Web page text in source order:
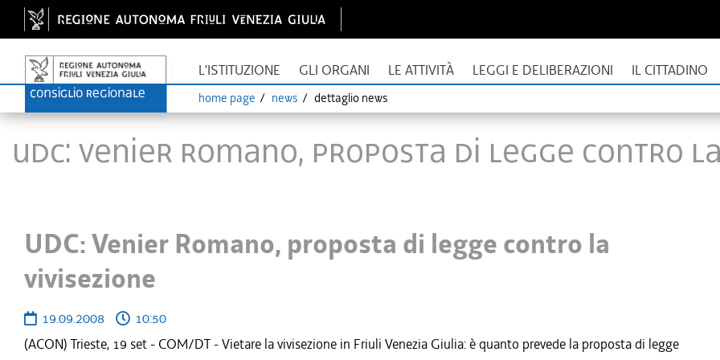
L'ISTITUZIONE GLI ORGANI LE ATTIVITÀ LEGGI E DELIBERAZIONI IL CITTADINO
home page news dettaglio news
UDC: Venier Romano, proposta di legge contro
UDC: Venier Romano, proposta di legge contro la
vivisezione
19.09.2008
10:50
(ACON) Trieste, 19 set - COM/DT - Vietare la vivisezione in Friuli Venezia Giulia: è quanto prevede la proposta di legge